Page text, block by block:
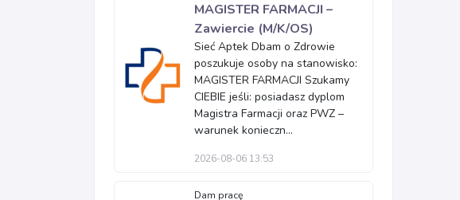
MAGISTER FARMACJI –
Zawiercie (M/K/OS)
Sieć Aptek Dbam o Zdrowie
poszukuje osoby na stanowisko:
MAGISTER FARMACJI Szukamy
CIEBIE jeśli: posiadasz dyplom
Magistra Farmacji oraz PWZ –
warunek konieczn...
2026-08-06 13:53
Dam pracę